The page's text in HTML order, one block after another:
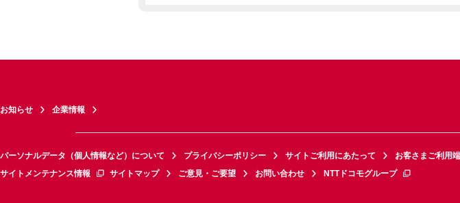
お知らせ 企業情報
パーソナルデータ（個人情報など）について プライバシーポリシー サイトご利用にあたって お客さまご利用
サイトメンテナンス情報
サイトマップ ご意見・ご要望 お問い合わせ NTTドコモグループ